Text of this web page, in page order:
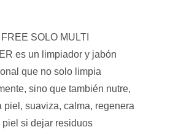
SOLO MULTI
es un limpiador y jabón
que no solo limpia
sino que también nutre,
piel, suaviza, calma, regenera
piel si dejar residuos